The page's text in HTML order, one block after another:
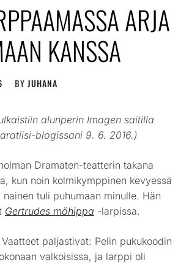
ARJA
KANSSA
BY JUHANA
alunperin Imagen saitilla
blogissani 9. 6. 2016.)
Dramaten-teatterin takana
kun noin kolmikymppinen kevyessä
nainen tuli puhumaan minulle. Hän
Gertrudes möhippa -larpissa.
paljastivat: Pelin pukukoodin
valkoisissa, ja larppi oli